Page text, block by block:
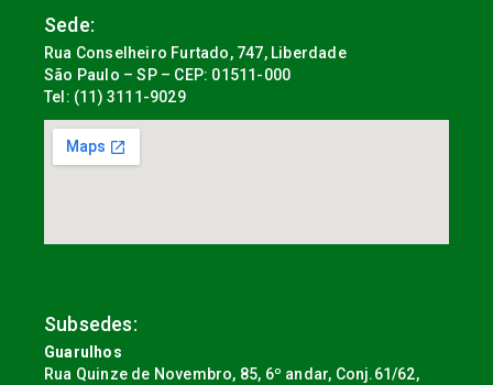
Sede:
Rua Conselheiro Furtado, 747, Liberdade
São Paulo – SP – CEP: 01511-000
Tel: (11) 3111-9029
Subsedes:
Guarulhos
Rua Quinze de Novembro, 85, 6º andar, Conj.61/62,